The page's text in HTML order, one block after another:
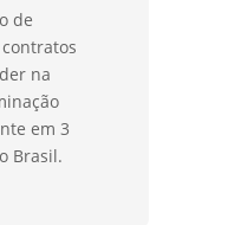
de
na
em 3
Brasil.